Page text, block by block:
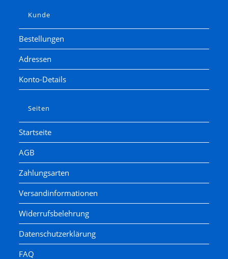
Kunde
Bestellungen
Adressen
Konto-Details
Seiten
Startseite
AGB
Zahlungsarten
Versandinformationen
Widerrufsbelehrung
Datenschutzerklärung
FAQ